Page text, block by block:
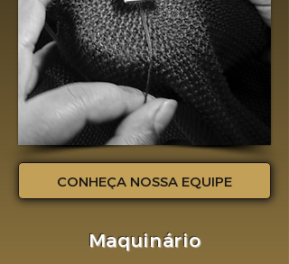
CONHEÇA NOSSA EQUIPE
Maquinário